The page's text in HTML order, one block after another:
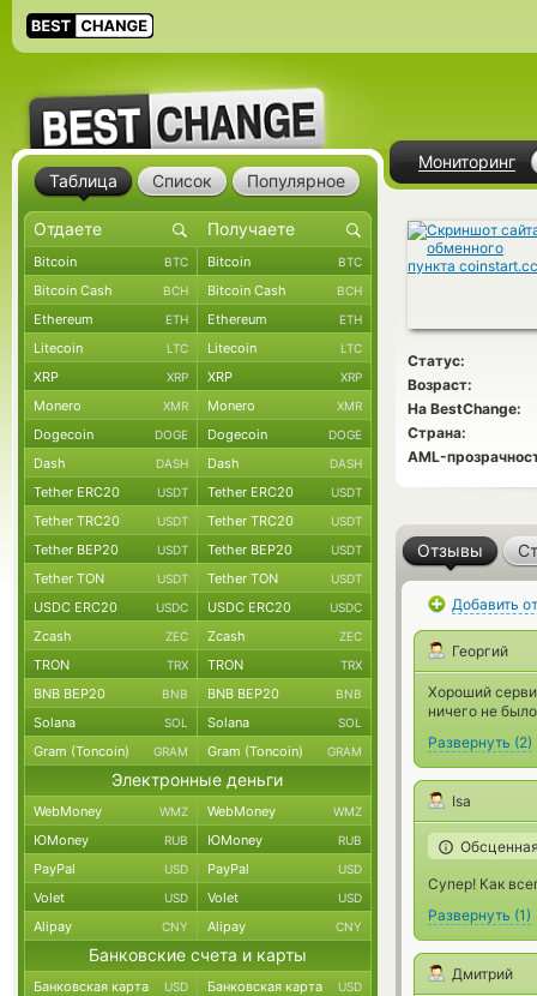
Мониторинг
Статус:
Возраст:
На BestChange:
Страна:
AML-
Отзывы
Добавить
Георгий
Хороший
ничего не
Развернуть (2)
Isa
Супер! Как
Развернуть (1)
Дмитрий
Таблица Список Популярное
Bitcoin BTC Bitcoin BTC
Bitcoin Cash BCH Bitcoin Cash BCH
Ethereum ETH Ethereum ETH
Litecoin LTC Litecoin LTC
XRP XRP XRP XRP
Monero XMR Monero XMR
Dogecoin DOGE Dogecoin DOGE
Dash DASH Dash DASH
Tether ERC20 USDT Tether ERC20 USDT
Tether TRC20 USDT Tether TRC20 USDT
Tether BEP20 USDT Tether BEP20 USDT
Tether TON USDT Tether TON USDT
USDC ERC20 USDC USDC ERC20 USDC
Zcash ZEC Zcash ZEC
TRON TRX TRON TRX
BNB BEP20 BNB BNB BEP20 BNB
Solana SOL Solana SOL
Gram (Toncoin) GRAM Gram (Toncoin) GRAM
Электронные деньги
WebMoney WMZ WebMoney WMZ
ЮMoney RUB ЮMoney RUB
PayPal USD PayPal USD
Volet USD Volet USD
Alipay CNY Alipay CNY
Банковские счета и карты
Банковская карта USD Банковская карта USD